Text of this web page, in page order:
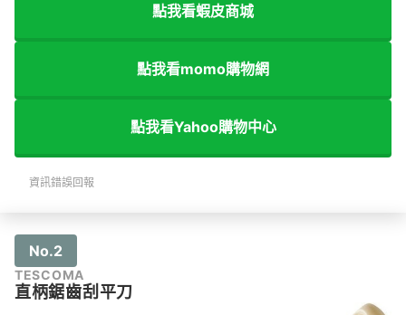
點我看蝦皮商城
點我看momo購物網
點我看Yahoo購物中心
資訊錯誤回報
No.2
TESCOMA
直柄鋸齒刮平刀